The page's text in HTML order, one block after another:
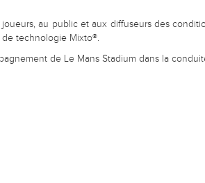
au public et aux diffuseurs des
de technologie Mixto®.
de Le Mans Stadium dans la